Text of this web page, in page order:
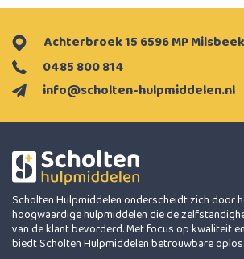
info@scholten-hulpmiddelen.nl
0485 800 814
Achterbroek 15 6596 MP Milsbeek
Scholten Hulpmiddelen onderscheidt zich door
hoogwaardige hulpmiddelen die de
van de klant bevorderd. Met focus op kwaliteit
biedt Scholten Hulpmiddelen betrouwbare